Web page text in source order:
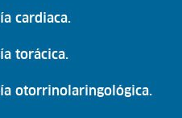
cardiaca.
torácica.
otorrinolaringológica.